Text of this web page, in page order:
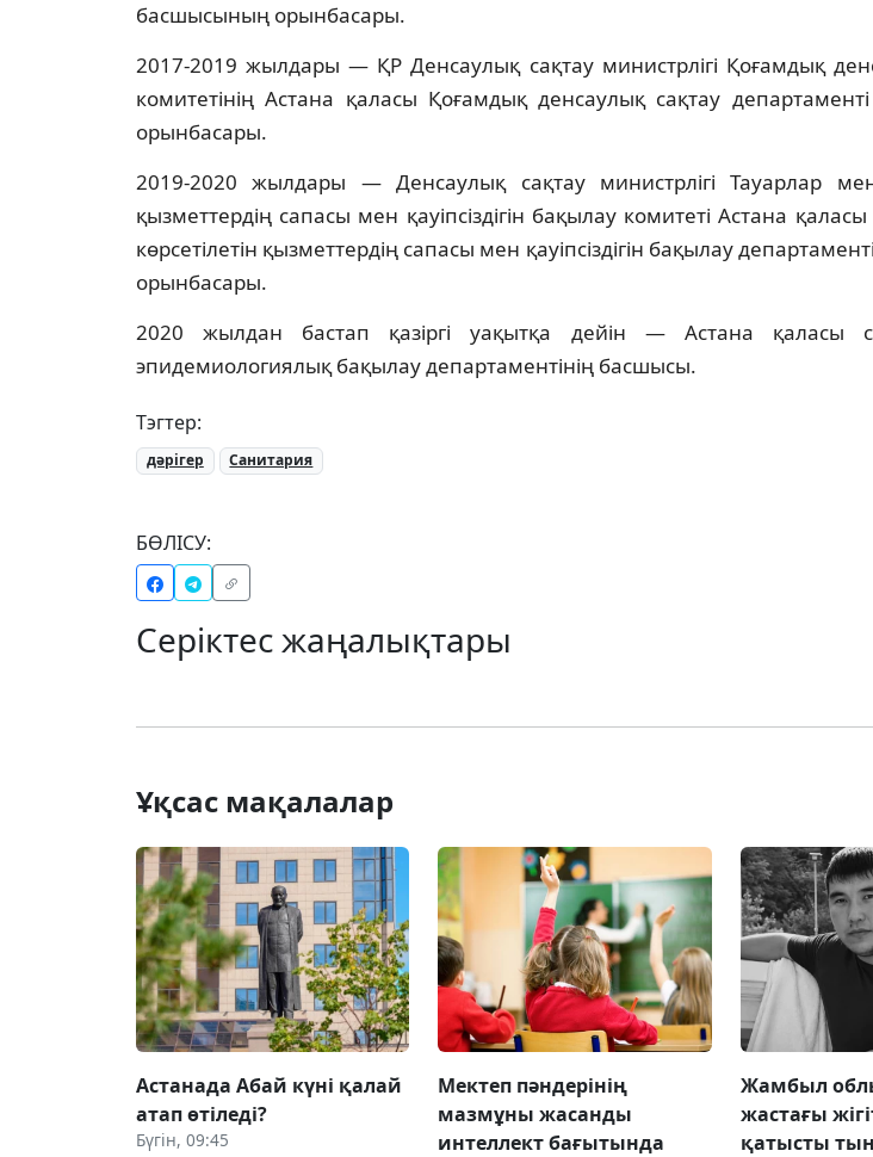
басшысының орынбасары.
2017-2019 жылдары — ҚР Денсаулық сақтау министрлігі Қоғамдық
комитетінің Астана қаласы Қоғамдық денсаулық сақтау
орынбасары.
2019-2020 жылдары — Денсаулық сақтау министрлігі Тауарлар мен
қызметтердің сапасы мен қауіпсіздігін бақылау комитеті Астана
көрсетілетін қызметтердің сапасы мен қауіпсіздігін бақылау
орынбасары.
2020 жылдан бастап қазіргі уақытқа дейін — Астана қаласы
эпидемиологиялық бақылау департаментінің басшысы.
Тэгтер:
дәрігер Санитария
БӨЛІСУ:
Серіктес жаңалықтары
Ұқсас мақалалар
Астанада Абай күні қалай
атап өтіледі?
Бүгін, 09:45
Мектеп пәндерінің
мазмұны жасанды
интеллект бағытында
Жамбыл
жастағы
қатысты